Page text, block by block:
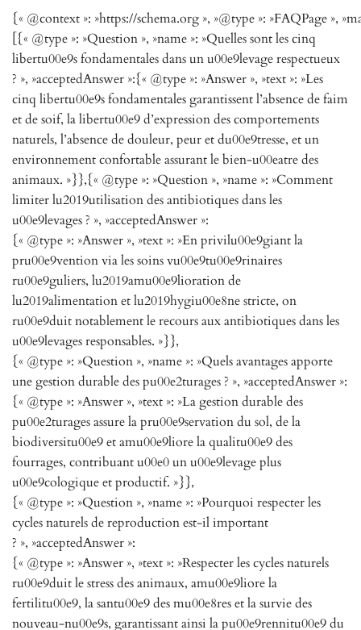
{« @context »: »https://schema.org », »@type »: »FAQPage »,
[{« @type »: »Question », »name »: »Quelles sont les cinq
libertu00e9s fondamentales dans un u00e9levage respectueux
? », »acceptedAnswer »:{« @type »: »Answer », »text »: »Les
cinq libertu00e9s fondamentales garantissent l’absence de faim
et de soif, la libertu00e9 d’expression des comportements
naturels, l’absence de douleur, peur et du00e9tresse, et un
environnement confortable assurant le bien-u00eatre des
animaux. »}},{« @type »: »Question », »name »: »Comment
limiter lu2019utilisation des antibiotiques dans les
u00e9levages ? », »acceptedAnswer »:
{« @type »: »Answer », »text »: »En privilu00e9giant la
pru00e9vention via les soins vu00e9tu00e9rinaires
ru00e9guliers, lu2019amu00e9lioration de
lu2019alimentation et lu2019hygiu00e8ne stricte, on
ru00e9duit notablement le recours aux antibiotiques dans les
u00e9levages responsables. »}},
{« @type »: »Question », »name »: »Quels avantages apporte
une gestion durable des pu00e2turages ? », »acceptedAnswer »:
{« @type »: »Answer », »text »: »La gestion durable des
pu00e2turages assure la pru00e9servation du sol, de la
biodiversitu00e9 et amu00e9liore la qualitu00e9 des
fourrages, contribuant u00e0 un u00e9levage plus
u00e9cologique et productif. »}},
{« @type »: »Question », »name »: »Pourquoi respecter les
cycles naturels de reproduction est-il important
? », »acceptedAnswer »:
{« @type »: »Answer », »text »: »Respecter les cycles naturels
ru00e9duit le stress des animaux, amu00e9liore la
fertilitu00e9, la santu00e9 des mu00e8res et la survie des
nouveau-nu00e9s, garantissant ainsi la pu00e9rennitu00e9 du